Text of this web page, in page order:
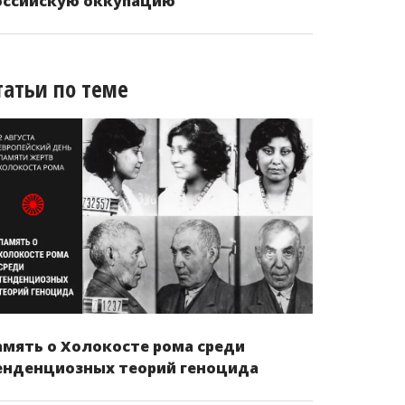
по теме
о Холокосте рома среди
теорий геноцида